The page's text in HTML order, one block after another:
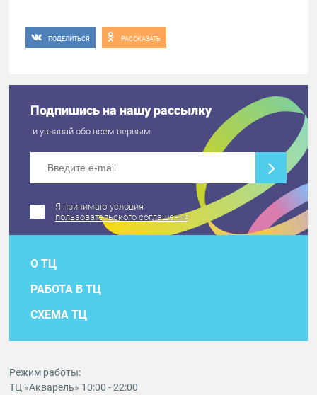
ПОДЕЛИТЬСЯ РАССКАЗАТЬ
Подпишись на нашу рассылку
и узнавай обо всем первым
Я принимаю условия
пользовательского соглашения
О ТЦ
РАБОТА В ТЦ
СХЕМА ТЦ
Режим работы:
ТЦ «Акварель» 10:00 - 22:00